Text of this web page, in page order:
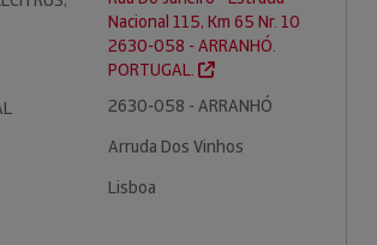
Nacional 115, Km 65 Nr. 10
2630-058 - ARRANHÓ.
PORTUGAL.
2630-058 - ARRANHÓ
Arruda Dos Vinhos
Lisboa